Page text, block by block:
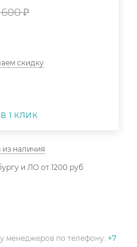
₽
скидку
1 КЛИК
из наличия
и ЛО от 1200 руб
менеджеров по телефону: +7